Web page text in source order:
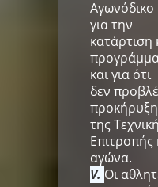
Αγωνόδικο
για την
κατάρτιση
και για ότι
δεν
της
αγώνα.
V. Οι